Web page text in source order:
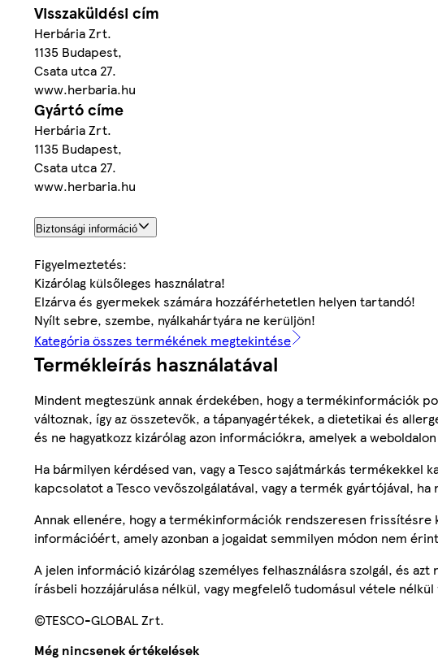
Visszaküldési cím
Herbária Zrt.
1135 Budapest,
Csata utca 27.
www.herbaria.hu
Gyártó címe
Herbária Zrt.
1135 Budapest,
Csata utca 27.
www.herbaria.hu
Biztonsági információ
Figyelmeztetés:
Kizárólag külsőleges használatra!
Elzárva és gyermekek számára hozzáférhetetlen helyen tartandó!
Nyílt sebre, szembe, nyálkahártyára ne kerüljön!
Kategória összes termékének megtekintése
Termékleírás használatával
Mindent megteszünk annak érdekében, hogy a termékinformációk
változnak, így az összetevők, a tápanyagértékek, a dietetikai és
és ne hagyatkozz kizárólag azon információkra, amelyek a
Ha bármilyen kérdésed van, vagy a Tesco sajátmárkás
kapcsolatot a Tesco vevőszolgálatával, vagy a termék gyártójával,
Annak ellenére, hogy a termékinformációk rendszeresen
információért, amely azonban a jogaidat semmilyen módon nem
A jelen információ kizárólag személyes felhasználásra szolgál, és
írásbeli hozzájárulása nélkül, vagy megfelelő tudomásul vétele
©TESCO-GLOBAL Zrt.
Még nincsenek értékelések